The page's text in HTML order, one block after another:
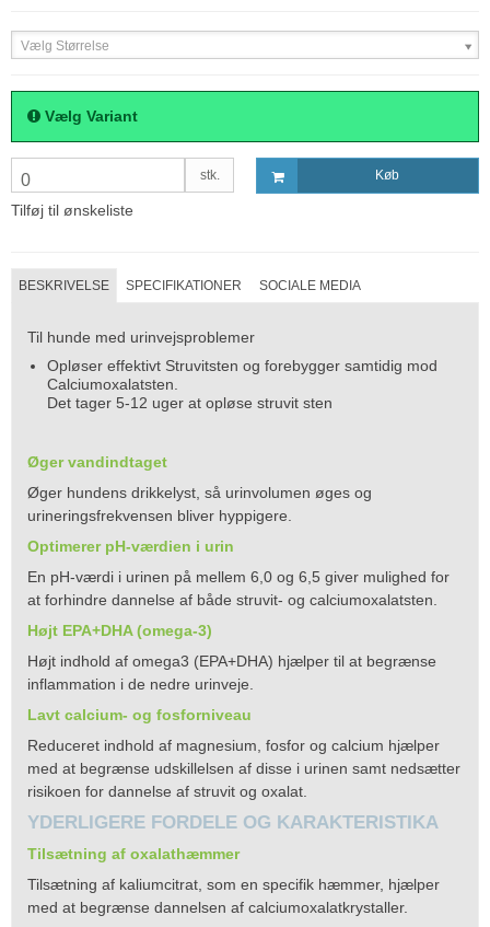
Vælg Størrelse
Vælg Variant
0 stk. Køb
Tilføj til ønskeliste
BESKRIVELSE SPECIFIKATIONER SOCIALE MEDIA
Til hunde med urinvejsproblemer
Opløser effektivt Struvitsten og forebygger samtidig mod
Calciumoxalatsten.
Det tager 5-12 uger at opløse struvit sten
Øger vandindtaget
Øger hundens drikkelyst, så urinvolumen øges og
urineringsfrekvensen bliver hyppigere.
Optimerer pH-værdien i urin
En pH-værdi i urinen på mellem 6,0 og 6,5 giver mulighed for
at forhindre dannelse af både struvit- og calciumoxalatsten.
Højt EPA+DHA (omega-3)
Højt indhold af omega3 (EPA+DHA) hjælper til at begrænse
inflammation i de nedre urinveje.
Lavt calcium- og fosforniveau
Reduceret indhold af magnesium, fosfor og calcium hjælper
med at begrænse udskillelsen af disse i urinen samt nedsætter
risikoen for dannelse af struvit og oxalat.
YDERLIGERE FORDELE OG KARAKTERISTIKA
Tilsætning af oxalathæmmer
Tilsætning af kaliumcitrat, som en specifik hæmmer, hjælper
med at begrænse dannelsen af calciumoxalatkrystaller.